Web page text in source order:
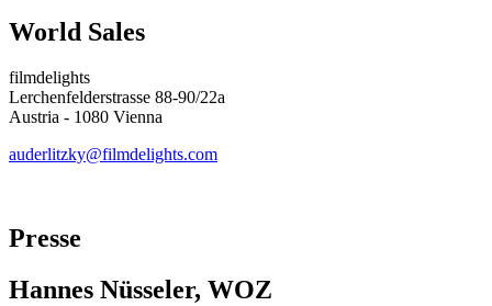
World Sales
filmdelights
Lerchenfelderstrasse 88-90/22a
Austria - 1080 Vienna
auderlitzky@filmdelights.com
Presse
Hannes Nüsseler, WOZ